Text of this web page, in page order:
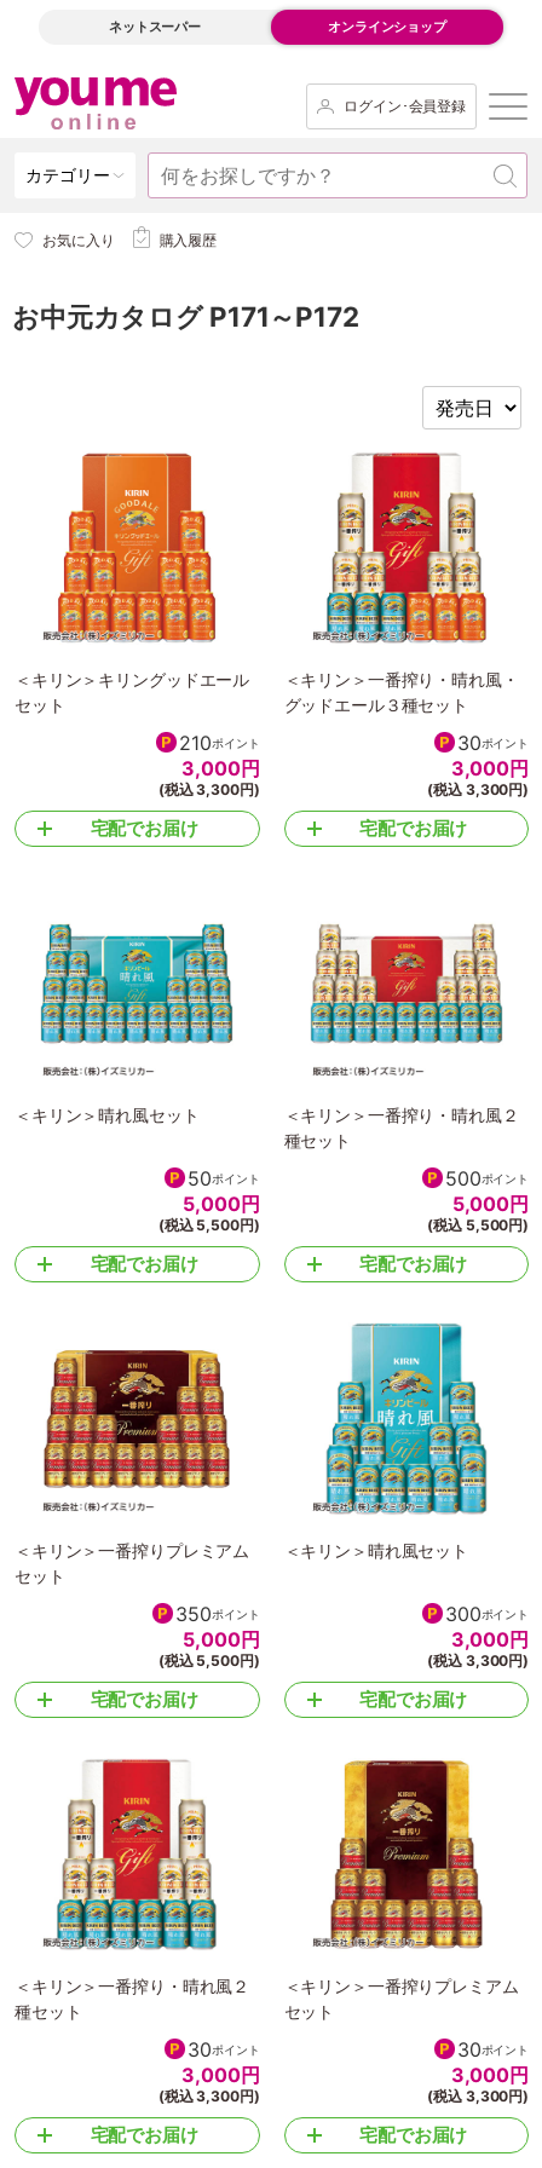
ネットスーパー オンラインショップ
ログイン･会員登録
カテゴリー
お気に入り 購入履歴
お中元カタログ P171～P172
＜キリン＞キリングッドエール
セット
210ポイント
3,000円
(税込 3,300円)
宅配でお届け
＜キリン＞一番搾り・晴れ風・
グッドエール３種セット
30ポイント
3,000円
(税込 3,300円)
宅配でお届け
＜キリン＞晴れ風セット
50ポイント
5,000円
(税込 5,500円)
宅配でお届け
＜キリン＞一番搾り・晴れ風２
種セット
500ポイント
5,000円
(税込 5,500円)
宅配でお届け
＜キリン＞一番搾りプレミアム
セット
350ポイント
5,000円
(税込 5,500円)
宅配でお届け
＜キリン＞晴れ風セット
300ポイント
3,000円
(税込 3,300円)
宅配でお届け
＜キリン＞一番搾り・晴れ風２
種セット
30ポイント
3,000円
(税込 3,300円)
宅配でお届け
＜キリン＞一番搾りプレミアム
セット
30ポイント
3,000円
(税込 3,300円)
宅配でお届け